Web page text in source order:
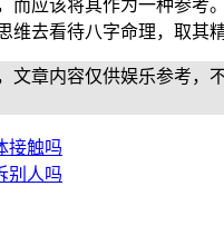
应该将其作为一种参
去看待八字命理，取其
章内容仅供娱乐参考，
接触吗
别人吗